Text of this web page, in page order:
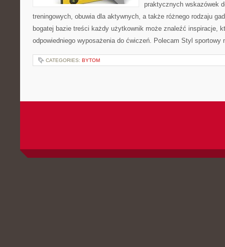
praktycznych wskazówek
treningowych, obuwia dla aktywnych, a także różnego rodzaju
bogatej bazie treści każdy użytkownik może znaleźć inspiracje,
odpowiedniego wyposażenia do ćwiczeń. Polecam Styl
CATEGORIES: BYTOM